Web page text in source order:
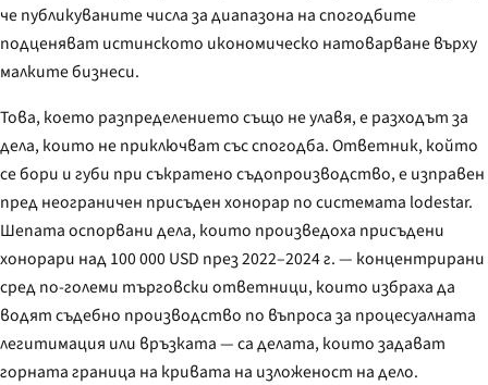
че публикуваните числа за диапазона на спогодбите
подценяват истинското икономическо натоварване върху
малките бизнеси.
Това, което разпределението също не улавя, е разходът за
дела, които неприключват със спогодба. Ответник, който
се бори и губи при съкратено съдопроизводство, е изправен
пред неограничен присъден хонорар по системата lodestar.
Шепата оспорвани дела, които произведоха присъдени
хонорари над 100 000 USD през 2022–2024 г. — концентрирани
сред по-големи търговски ответници, които избраха да
водят съдебно производство по въпроса за процесуалната
легитимация или връзката — са делата, които задават
горната граница на кривата на изложеност на дело.